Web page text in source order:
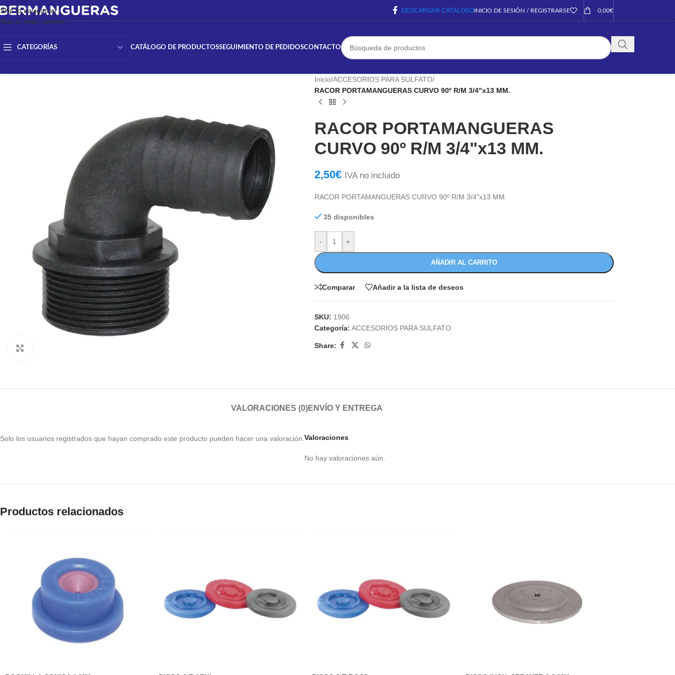
Skip to navigation
Skip to main content
DESCARGAR CATÁLOGOINICIO DE SESIÓN / REGISTRARSE 0,00€
CATEGORÍAS CATÁLOGO DE PRODUCTOSSEGUIMIENTO DE PEDIDOSCONTACTO
Inicio/ACCESORIOS PARA SULFATO/
RACOR PORTAMANGUERAS CURVO 90º R/M 3/4"x13 MM.
RACOR PORTAMANGUERAS
CURVO 90º R/M 3/4"x13 MM.
2,50€ IVA no incluido
RACOR PORTAMANGUERAS CURVO 90º R/M 3/4"x13 MM.
35 disponibles
- +
AÑADIR AL CARRITO
Comparar Añadir a la lista de deseos
SKU: 1906
Categoría: ACCESORIOS PARA SULFATO
Share:
VALORACIONES (0)ENVÍO Y ENTREGA
Valoraciones
No hay valoraciones aún.
Solo los usuarios registrados que hayan comprado este producto pueden hacer una valoración.
Productos relacionados